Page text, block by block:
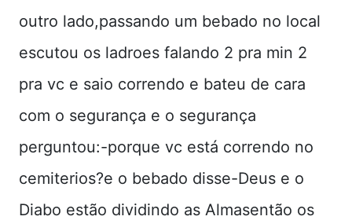
outro lado,passando um bebado no local
escutou os ladroes falando 2 pra min 2
pra vc e saio correndo e bateu de cara
com o segurança e o segurança
perguntou:-porque vc está correndo no
cemiterios?e o bebado disse-Deus e o
Diabo estão dividindo as Almasentão os